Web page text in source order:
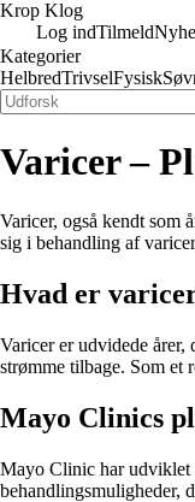
Krop Klog
Log indTilmeld
Kategorier
HelbredTrivselFysisk
Varicer –
Varicer, også kendt som
sig i behandling af
Hvad er
Varicer er udvidede årer,
strømme tilbage. Som et
Mayo Clinics
Mayo Clinic har udviklet
behandlingsmuligheder,